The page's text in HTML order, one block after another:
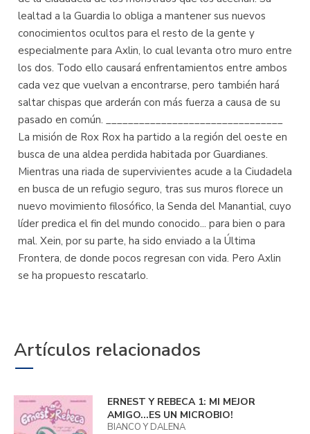
lealtad a la Guardia lo obliga a mantener sus nuevos
conocimientos ocultos para el resto de la gente y
especialmente para Axlin, lo cual levanta otro muro entre
los dos. Todo ello causará enfrentamientos entre ambos
cada vez que vuelvan a encontrarse, pero también hará
saltar chispas que arderán con más fuerza a causa de su
pasado en común. ________________________________
La misión de Rox Rox ha partido a la región del oeste en
busca de una aldea perdida habitada por Guardianes.
Mientras una riada de supervivientes acude a la Ciudadela
en busca de un refugio seguro, tras sus muros florece un
nuevo movimiento filosófico, la Senda del Manantial, cuyo
líder predica el fin del mundo conocido... para bien o para
mal. Xein, por su parte, ha sido enviado a la Última
Frontera, de donde pocos regresan con vida. Pero Axlin
se ha propuesto rescatarlo.
Artículos relacionados
ERNEST Y REBECA 1: MI MEJOR
AMIGO...­ES UN MICROBIO!
BIANCO Y DALENA